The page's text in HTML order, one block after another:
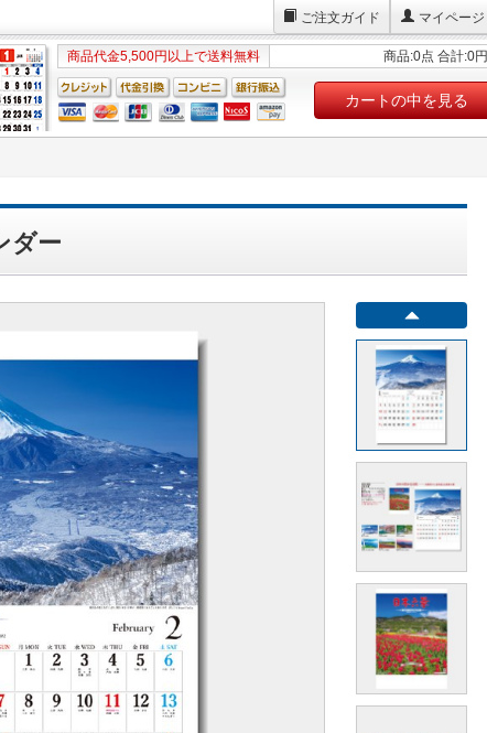
ご注文ガイド マイページ
商品代金5,500円以上で送料無料 商品:0点 合計:0円
カートの中を見る
ダー